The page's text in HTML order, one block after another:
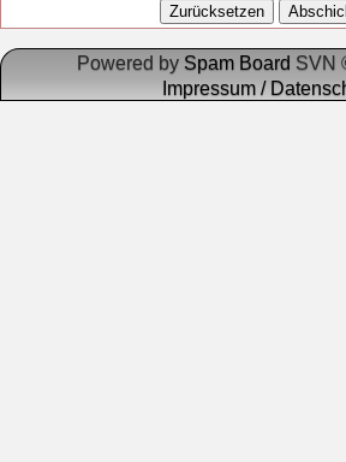
Powered by Spam Board SVN
Impressum /